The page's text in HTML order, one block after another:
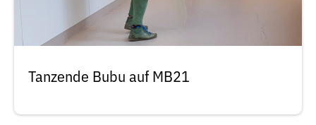
Tanzende Bubu auf MB21